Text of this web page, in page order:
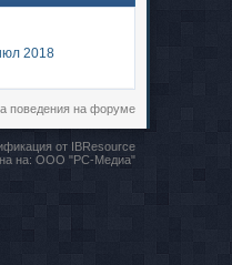
2018
поведения на форуме
от IBResource
на: ООО "РС-Медиа"